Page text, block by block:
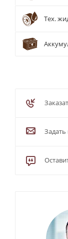
Тех.